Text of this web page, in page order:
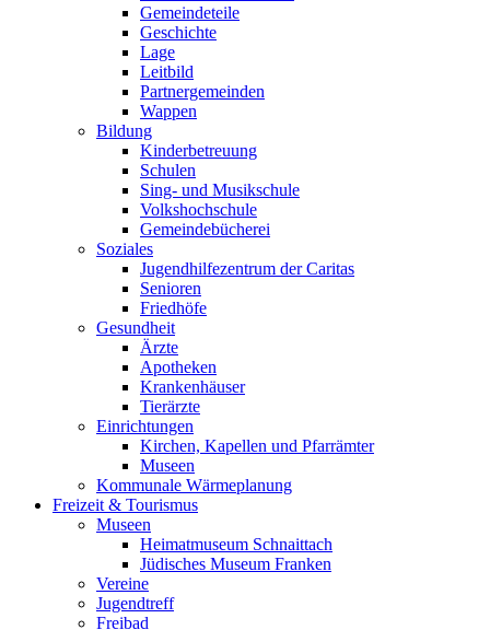
Gemeindeteile
Geschichte
Lage
Leitbild
Partnergemeinden
Wappen
Bildung
Kinderbetreuung
Schulen
Sing- und Musikschule
Volkshochschule
Gemeindebücherei
Soziales
Jugendhilfezentrum der Caritas
Senioren
Friedhöfe
Gesundheit
Ärzte
Apotheken
Krankenhäuser
Tierärzte
Einrichtungen
Kirchen, Kapellen und Pfarrämter
Museen
Kommunale Wärmeplanung
Freizeit & Tourismus
Museen
Heimatmuseum Schnaittach
Jüdisches Museum Franken
Vereine
Jugendtreff
Freibad